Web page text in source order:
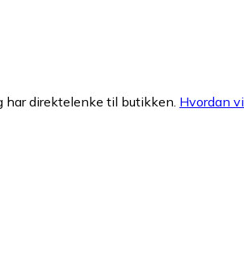
direktelenke til butikken. Hvordan